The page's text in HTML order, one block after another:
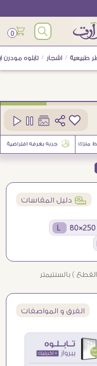
0
طبيعية / اشجار / تابلوه
í دليل المقاسات
250×80 L
) بالسنتيمتر
الفرق و المواصفات